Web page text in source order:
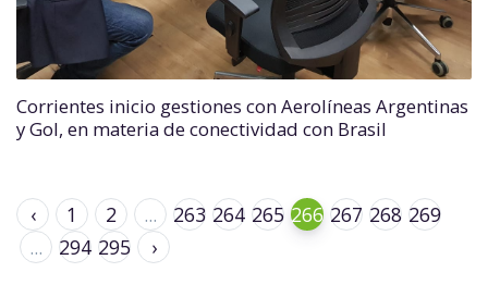
Corrientes inicio gestiones con Aerolíneas Argentinas
y Gol, en materia de conectividad con Brasil
‹ 1 2 ... 263 264 265 266 267 268 269
...
294 295 ›